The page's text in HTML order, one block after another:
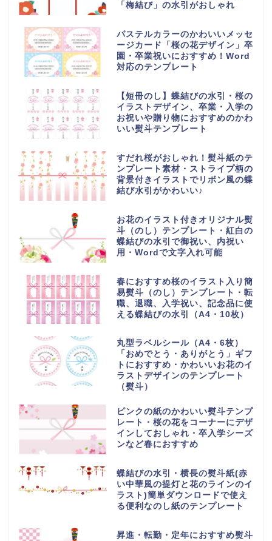
「梅結び」の水引がおしゃれ
パステルカラーのかわいいメッセ
ージカード「桜の花デザイン」卒
園・卒業祝いにおすすめ！Word
対応のテンプレート
【短冊のし】蝶結びの水引・桜の
イラストデザイン、卒業・入学の
お祝いや贈り物におすすめのかわ
いい熨斗テンプレート
すだれ桜がおしゃれ！熨斗紙のテ
ンプレート素材・ストライプ柄の
背景付きイラストでリボン風の蝶
結び水引がかわいい♪
お花のイラスト付きオリジナル熨
斗（のし）テンプレート・紅白の
蝶結びの水引で御祝い、内祝い
用・Wordで文字入れ可能
春におすすめ桜のイラスト入り簡
易熨斗（のし）テンプレート・転
職、退職、入学祝い、記念品に使
える蝶結びの水引（A4・10枚）
丸型ラベルシール（A4・6枚）
「おめでとう・ありがとう」ギフ
トにおすすめ・かわいいお花のイ
ラストデザインのテンプレート
（熨斗）
ピンクの紙のかわいい熨斗テンプ
レート・桜の花をコーナーにデザ
インしておしゃれ・卒入学シーズ
ンなど春におすすめ
蝶結びの水引・横長の熨斗紙(赤
い中華風の提灯と花のラインのイ
ラスト)簡単ダウンロードで使え
る便利なのし紙のテンプレート
昇進・転勤・定年におすすめ熨斗